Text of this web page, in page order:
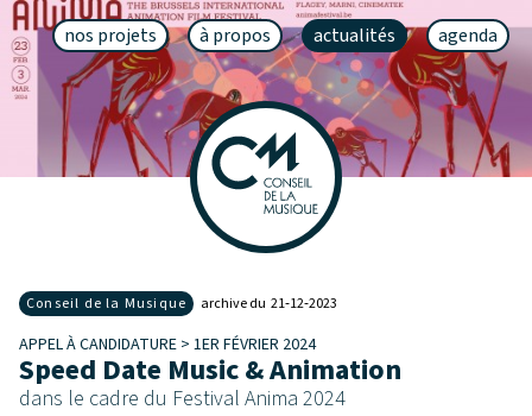
nos projets à propos actualités agenda
Conseil de la Musique archive du 21‑12‑2023
APPEL À CANDIDATURE > 1ER FÉVRIER 2024
Speed Date Music & Animation
dans le cadre du Festival Anima 2024